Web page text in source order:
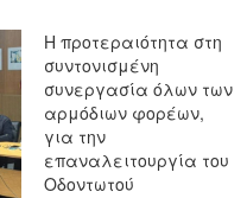
Η προτεραιότητα στη
συντονισμένη
συνεργασία όλων των
αρμόδιων φορέων,
για την
επαναλειτουργία του
Οδοντωτού